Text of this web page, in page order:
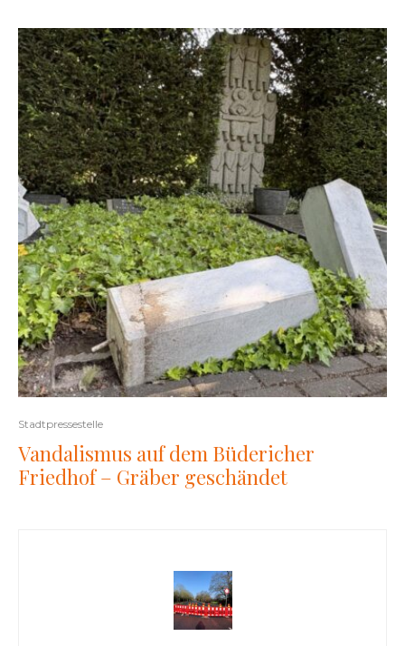
Stadtpressestelle
Vandalismus auf dem Büdericher
Friedhof – Gräber geschändet